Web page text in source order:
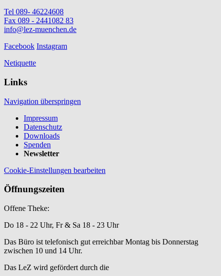
Tel 089- 46224608
Fax 089 - 2441082 83
info@lez-muenchen.de
Facebook Instagram
Netiquette
Links
Navigation überspringen
Impressum
Datenschutz
Downloads
Spenden
Newsletter
Cookie-Einstellungen bearbeiten
Öffnungszeiten
Offene Theke:
Do 18 - 22 Uhr, Fr & Sa 18 - 23 Uhr
Das Büro ist telefonisch gut erreichbar Montag bis Donnerstag
zwischen 10 und 14 Uhr.
Das LeZ wird gefördert durch die